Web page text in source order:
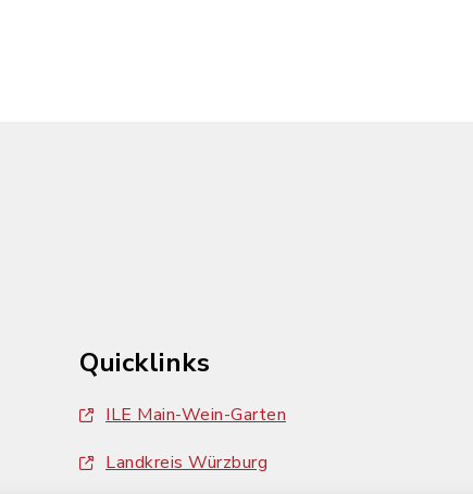
Quicklinks
ILE Main-Wein-Garten
Landkreis Würzburg